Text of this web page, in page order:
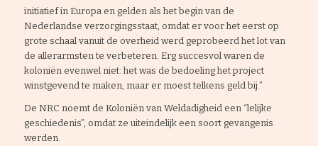
initiatief in Europa en gelden als het begin van de
Nederlandse verzorgingsstaat, omdat er voor het eerst op
grote schaal vanuit de overheid werd geprobeerd het lot van
de allerarmsten te verbeteren. Erg succesvol waren de
koloniën evenwel niet: het was de bedoeling het project
winstgevend te maken, maar er moest telkens geld bij.”
De NRC noemt de Koloniën van Weldadigheid een “lelijke
geschiedenis”, omdat ze uiteindelijk een soort gevangenis
werden.